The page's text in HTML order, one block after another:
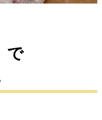
で